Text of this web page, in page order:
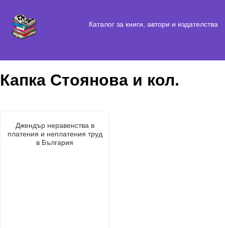
Каталог за книги, автори и издателства
Капка Стоянова и кол.
Джендър неравенства в
платения и неплатения труд
в България